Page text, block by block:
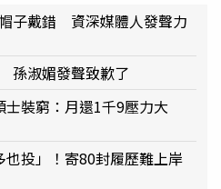
子戴錯 資深媒體人發聲力
孫淑媚發聲致歉了
士裝窮：月還1千9壓力大
投」！寄80封履歷難上岸